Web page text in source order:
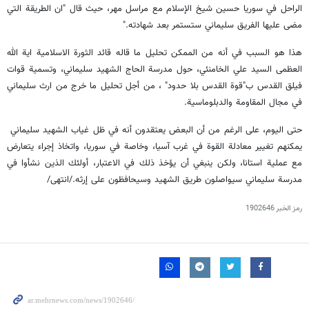
الراحل في سوريا حسين شيخ الإسلام مع مراسل مهر، حيث قال "ان الطريقة التي
مضى عليها الفريق سليماني ستستمر بعد شهادته."
هذا هو السبب في أنه من الممكن تحليل ما قاله قائد الثورة الاسلامية اية الله
العظمى السيد علي الخامنئي، حول مدرسة الحاج الشهيد سليماني، وتسمية قوات
فيلق القدس ب"قوة القدس بلا حدود" ، من أجل تحليل ما خرج من ارث سليماني
في مجال المقاومة والدبلوماسية.
حتى اليوم، على الرغم من أن البعض يعتقدون أنه في ظل غياب الشهيد سليماني
يمكنهم تغيير معادلة القوة في غرب آسيا، وخاصة في سوريا، واتخاذ إجراء يتعارض
مع عملية استانا، ولكن ينبغي أن يؤخذ ذلك في الاعتبار، أولئك الذين نشأوا في
مدرسة سليماني سيواصلون طريق الشهيد وسيحافظون على إرثه./انتهى/
رمز الخبر1902646